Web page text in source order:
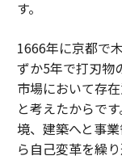
す。
1666年に京都で
ずか5年で打刃物
市場において存
と考えたからで
境、建築へと事
ら自己変革を繰